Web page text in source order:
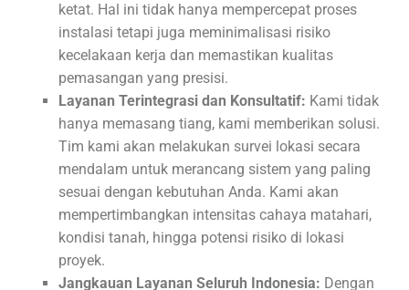
ketat. Hal ini tidak hanya mempercepat proses
instalasi tetapi juga meminimalisasi risiko
kecelakaan kerja dan memastikan kualitas
pemasangan yang presisi.
Layanan Terintegrasi dan Konsultatif: Kami tidak
hanya memasang tiang, kami memberikan solusi.
Tim kami akan melakukan survei lokasi secara
mendalam untuk merancang sistem yang paling
sesuai dengan kebutuhan Anda. Kami akan
mempertimbangkan intensitas cahaya matahari,
kondisi tanah, hingga potensi risiko di lokasi
proyek.
Jangkauan Layanan Seluruh Indonesia: Dengan